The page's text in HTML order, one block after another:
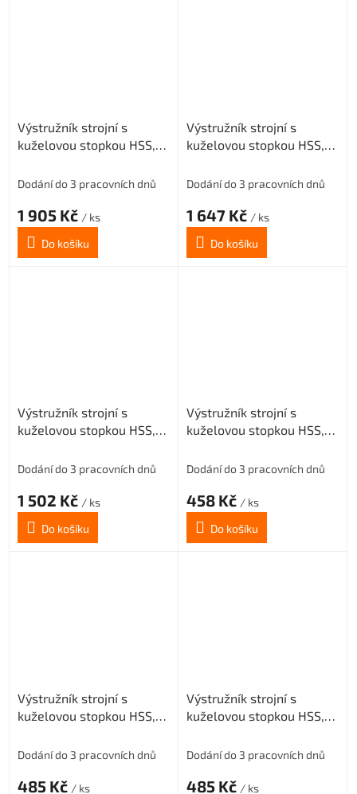
Výstružník strojní s
kuželovou stopkou HSS,
Dodání do 3 pracovních dnů
1 905 Kč / ks
Do košíku
Výstružník strojní s
kuželovou stopkou HSS,
Dodání do 3 pracovních dnů
1 647 Kč / ks
Do košíku
Výstružník strojní s
kuželovou stopkou HSS,
Dodání do 3 pracovních dnů
1 502 Kč / ks
Do košíku
Výstružník strojní s
kuželovou stopkou HSS,
Dodání do 3 pracovních dnů
458 Kč / ks
Do košíku
Výstružník strojní s
kuželovou stopkou HSS,
Dodání do 3 pracovních dnů
485 Kč / ks
Výstružník strojní s
kuželovou stopkou HSS,
Dodání do 3 pracovních dnů
485 Kč / ks